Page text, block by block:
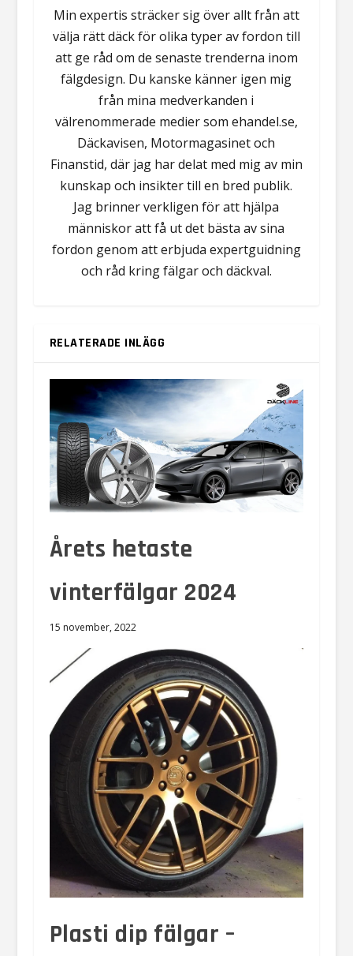
Min expertis sträcker sig över allt från att
välja rätt däck för olika typer av fordon till
att ge råd om de senaste trenderna inom
fälgdesign. Du kanske känner igen mig
från mina medverkanden i
välrenommerade medier som ehandel.se,
Däckavisen, Motormagasinet och
Finanstid, där jag har delat med mig av min
kunskap och insikter till en bred publik.
Jag brinner verkligen för att hjälpa
människor att få ut det bästa av sina
fordon genom att erbjuda expertguidning
och råd kring fälgar och däckval.
RELATERADE INLÄGG
Årets hetaste
vinterfälgar 2024
15 november, 2022
Plasti dip fälgar –